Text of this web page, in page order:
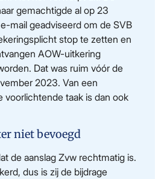
gemachtigde al op 23
mail geadviseerd om de SVB
stop te zetten en
AOW-uitkering
Dat was ruim vóór de
2023. Van een
voorlichtende taak is dan ook
niet bevoegd
de aanslag Zvw rechtmatig is.
dus is zij de bijdrage